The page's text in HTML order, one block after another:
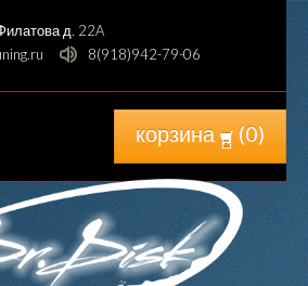
д. 22A
8(918)942-79-06
корзина (0)